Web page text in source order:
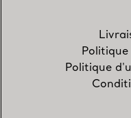
Politique